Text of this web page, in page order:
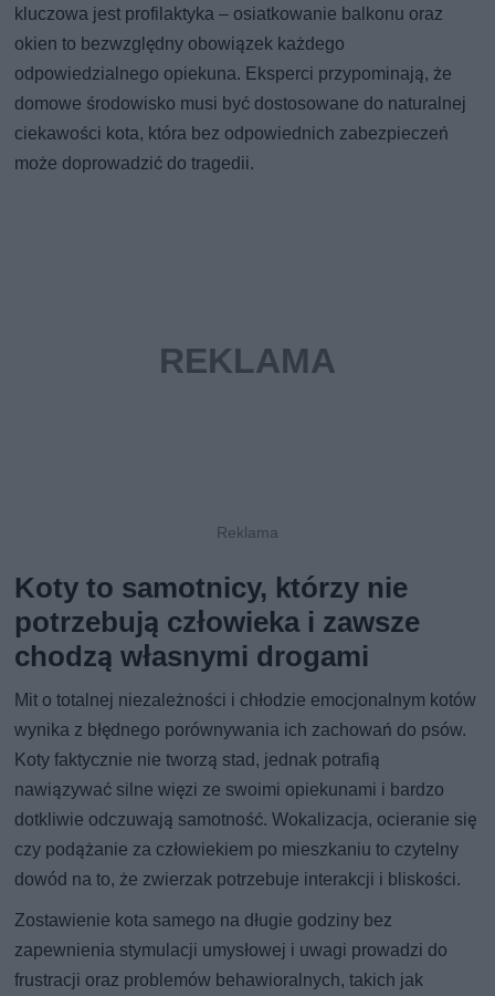
kluczowa jest profilaktyka – osiatkowanie balkonu oraz
okien to bezwzględny obowiązek każdego
odpowiedzialnego opiekuna. Eksperci przypominają, że
domowe środowisko musi być dostosowane do naturalnej
ciekawości kota, która bez odpowiednich zabezpieczeń
może doprowadzić do tragedii.
Koty to samotnicy, którzy nie
potrzebują człowieka i zawsze
chodzą własnymi drogami
Mit o totalnej niezależności i chłodzie emocjonalnym kotów
wynika z błędnego porównywania ich zachowań do psów.
Koty faktycznie nie tworzą stad, jednak potrafią
nawiązywać silne więzi ze swoimi opiekunami i bardzo
dotkliwie odczuwają samotność. Wokalizacja, ocieranie się
czy podążanie za człowiekiem po mieszkaniu to czytelny
dowód na to, że zwierzak potrzebuje interakcji i bliskości.
Zostawienie kota samego na długie godziny bez
zapewnienia stymulacji umysłowej i uwagi prowadzi do
frustracji oraz problemów behawioralnych, takich jak